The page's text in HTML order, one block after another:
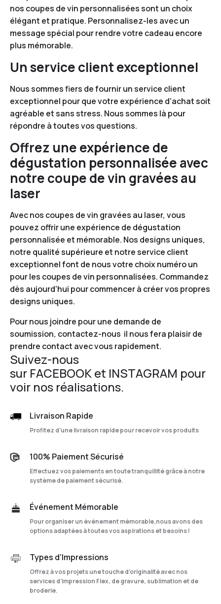
nos coupes de vin personnalisées sont un choix
élégant et pratique. Personnalisez-les avec un
message spécial pour rendre votre cadeau encore
plus mémorable.
Un service client exceptionnel
Nous sommes fiers de fournir un service client
exceptionnel pour que votre expérience d’achat soit
agréable et sans stress. Nous sommes là pour
répondre à toutes vos questions.
Offrez une expérience de
dégustation personnalisée avec
notre coupe de vin gravées au
laser
Avec nos coupes de vin gravées au laser, vous
pouvez offrir une expérience de dégustation
personnalisée et mémorable. Nos designs uniques,
notre qualité supérieure et notre service client
exceptionnel font de nous votre choix numéro un
pour les coupes de vin personnalisées. Commandez
dès aujourd’hui pour commencer à créer vos propres
designs uniques.
Pour nous joindre pour une demande de
soumission, contactez-nous il nous fera plaisir de
prendre contact avec vous rapidement.
Suivez-nous
sur FACEBOOKet INSTAGRAM pour
voir nos réalisations.
Livraison Rapide
Profitez d’une livraison rapide pour recevoir vos produits
100% Paiement Sécurisé
Effectuez vos paiements en toute tranquillité grâce à notre
système de paiement sécurisé.
Événement Mémorable
Pour organiser un événement mémorable,nous avons des
options adaptées à toutes vos aspirations et besoins !
Types d’Impressions
Offrez à vos projets une touche d’originalité avec nos
services d’impression Flex, de gravure, sublimation et de
broderie.